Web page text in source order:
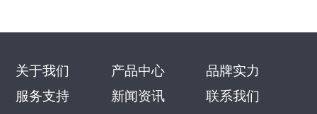
关于我们 产品中心
品牌实力
服务支持
新闻资讯 联系我们